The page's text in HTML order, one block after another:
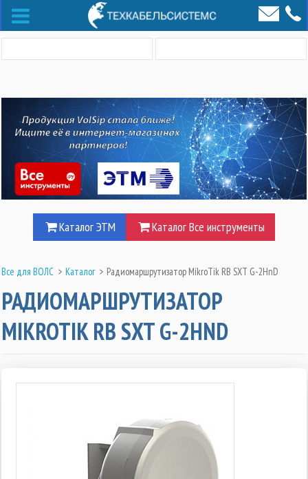
Каталог ЭТМ Каталог Все инструменты
Все для ВОЛС > Каталог > Радиомаршрутизатор MikroTik RB SXT G-2HnD
РАДИОМАРШРУТИЗАТОР
MIKROTIK RB SXT G-2HND